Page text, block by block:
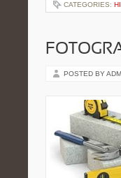
CATEGORIES:
POSTED BY